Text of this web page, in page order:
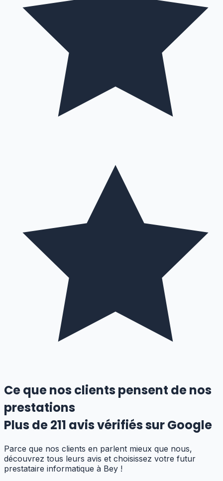
Ce que nos clients pensent de nos
prestations
Plus de211 avis vérifiés sur Google
Parce que nos clients en parlent mieux que nous,
découvrez tous leurs avis et choisissez votre futur
prestataire informatique à Bey !